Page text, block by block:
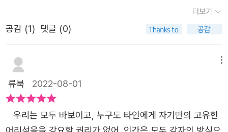
소설이다. 친구의 소개를 찾아간 어느 시골 마을에서 위안을
얻으며 안정을 찾아간 그에게 돌아오라는 아버지의 편지가
전해지면서 그의 정신적 상황이 악화된다. 렌츠에게 편지를
전해준 카우프만은 이상주의 신봉자였고, 렌츠는 이를 격하
게 반대하는 입장이었다. 렌츠는 현실을 재현한다는 작가들
도 현실에 대해 아는 것이 없고, 더하여 현실을 미화하기도
한다고 지적한다. 그는 각각의 생명이 갖는 가치는, 아름다
움과 추함과 관계없이 그 나름 있는 그대로의 실존 방식만으
어 보였다. 298p.'아무 소리 안 들리세요? 저기 지평선 곳곳
에서 외쳐 대는 저 끔찍한 소리? 사람들이 보통 정적이라고
부르는 소리인데... ' 이 대목에선 렌츠가 그저 한없이 가여웠
다. 어쩌면 렌츠를 통해 게오르크 뷔히너 자신의 얘기를 들
려주고 싶었던 것은 아니었을까하는 생각이 들었다. 의학을
공부했지만 정치 운동에도 관심이 많았다는 그의 색이 고스
란히 드러나는 작품들이다.희곡이 어려워 도전하지 못하거
나 알려지지 않은 명작을 읽어보고 싶다면 자신있게 <뷔히
까? 특히 뷔히너 전접을 다른 그 어떤 작품보다 뇌리에 깊게
을 만들어버린 혁명! 끝없이 서로가 서로를 물고 헐뜯는 그
영원히 풀리지 않을 숙제들이 아닐까? 보이체크와 마리. 그
둘 사이에서 태어난 아기. 하지만 자식에게 눈길조차 주지
않는 아버지 보이체크. 그의 삶이 지금부터 펼쳐진다. 뷔히
너 전집의 두 번째 이야기 보이체크는 1780년 라이프치히
의 가발쟁이 아들로 실존 인물이라고 하니 더 궁금해지는 그
어떤 인물의 말인지를 헷갈리지 않고 정확하게 알 수 있다는
점이 아닐까 한다.​​<뷔히너 전집>은 요절한 안타까운 독일
하면 철학의 나라가 저절로 떠올라 나에게 독일 문학은 일종
의 도전이었다. 작품들을 모아놓은 것이기에 호흡이 짧아 처
음 도전하는 독일 문학으로 적절하지 않을까 생각하여 읽어
보았다.​​<뷔히너 전집>은 '당통의 죽음', '보이체크', '레옹스
와 레나', ;렌츠', '허센 지방의 전령', '뇌신경에 관한 시범 공
더보기
공감 (1) 댓글 (0)
류북 2022-08-01
우리는 모두 바보이고, 누구도 타인에게 자기만의 고유한